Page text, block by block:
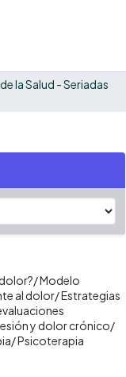
la Salud - Seriadas
Modelo
al dolor/ Estrategias
y dolor crónico/
Psicoterapia